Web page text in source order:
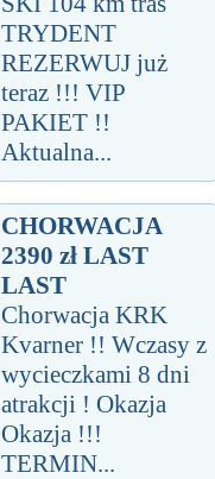
TRYDENT
REZERWUJ już
teraz !!! VIP
PAKIET !!
Aktualna...
CHORWACJA
2390 zł LAST
LAST
Chorwacja KRK
Kvarner !! Wczasy z
wycieczkami 8 dni
atrakcji ! Okazja
Okazja !!!
TERMIN...